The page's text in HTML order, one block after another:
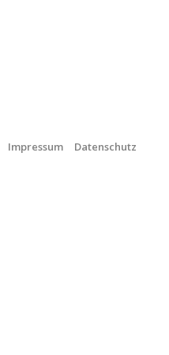
Impressum Datenschutz